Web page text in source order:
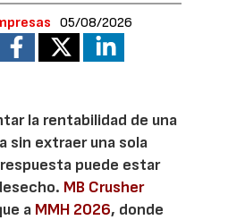
05/08/2026
la rentabilidad de una
sin extraer una sola
puede estar
MB Crusher
a MMH 2026, donde